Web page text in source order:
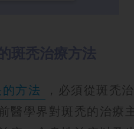
方法
，必須從斑禿
醫學界對斑禿的治療